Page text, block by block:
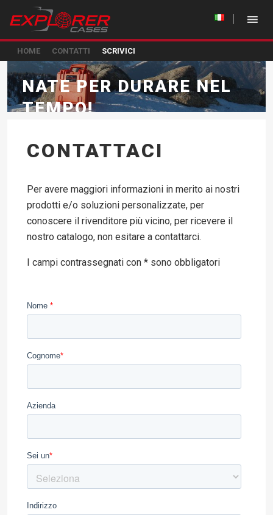
HOME CONTATTI SCRIVICI
NATE PER DURARE NEL
TEMPO!
CONTATTACI
Per avere maggiori informazioni in merito ai nostri
prodotti e/o soluzioni personalizzate, per
conoscere il rivenditore più vicino, per ricevere il
nostro catalogo, non esitare a contattarci.
I campi contrassegnati con * sono obbligatori